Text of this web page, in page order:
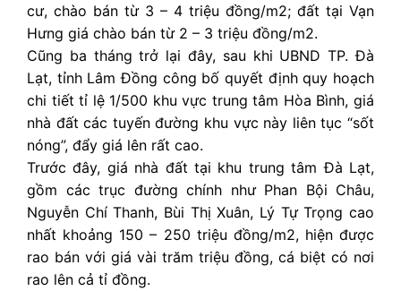
cư, chào bán từ 3 – 4 triệu đồng/m2; đất tại Vạn
Hưng giá chào bán từ 2 – 3 triệu đồng/m2.
Cũng ba tháng trở lại đây, sau khi UBND TP. Đà
Lạt, tỉnh Lâm Đồng công bố quyết định quy hoạch
chi tiết tỉ lệ 1/500 khu vực trung tâm Hòa Bình, giá
nhà đất các tuyến đường khu vực này liên tục “sốt
nóng”, đẩy giá lên rất cao.
Trước đây, giá nhà đất tại khu trung tâm Đà Lạt,
gồm các trục đường chính như Phan Bội Châu,
Nguyễn Chí Thanh, Bùi Thị Xuân, Lý Tự Trọng cao
nhất khoảng 150 – 250 triệu đồng/m2, hiện được
rao bán với giá vài trăm triệu đồng, cá biệt có nơi
rao lên cả tỉ đồng.